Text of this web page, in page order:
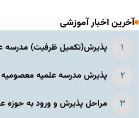
آخرین اخبار آموزشی
پذیرش(تکمیل ظرفیت) مدرسه
پذیرش مدرسه علمیه
مراحل پذیرش و ورود به حوزه